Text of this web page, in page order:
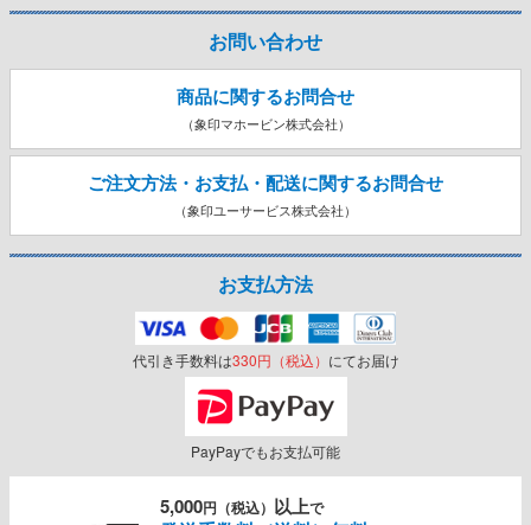
お問い合わせ
商品に関するお問合せ
（象印マホービン株式会社）
ご注文方法・お支払・配送に関するお問合せ
（象印ユーサービス株式会社）
お支払方法
代引き手数料は330円（税込） にてお届け
PayPayでもお支払可能
5,000円（税込） 以上で